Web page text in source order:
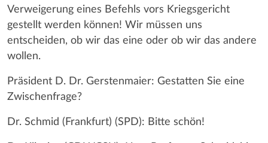
Verweigerung eines Befehls vors Kriegsgericht
gestellt werden können! Wir müssen uns
entscheiden, ob wir das eine oder ob wir das andere
wollen.
Präsident D. Dr. Gerstenmaier: Gestatten Sie eine
Zwischenfrage?
Dr. Schmid (Frankfurt) (SPD): Bitte schön!